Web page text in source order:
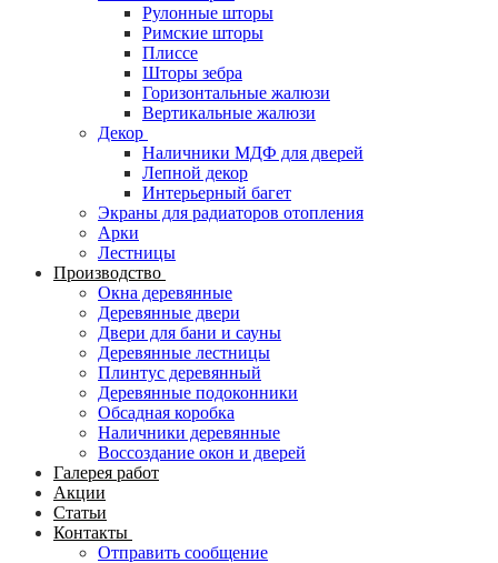
Рулонные шторы
Римские шторы
Плиссе
Шторы зебра
Горизонтальные жалюзи
Вертикальные жалюзи
Декор
Наличники МДФ для дверей
Лепной декор
Интерьерный багет
Экраны для радиаторов отопления
Арки
Лестницы
Производство
Окна деревянные
Деревянные двери
Двери для бани и сауны
Деревянные лестницы
Плинтус деревянный
Деревянные подоконники
Обсадная коробка
Наличники деревянные
Воссоздание окон и дверей
Галерея работ
Акции
Статьи
Контакты
Отправить сообщение